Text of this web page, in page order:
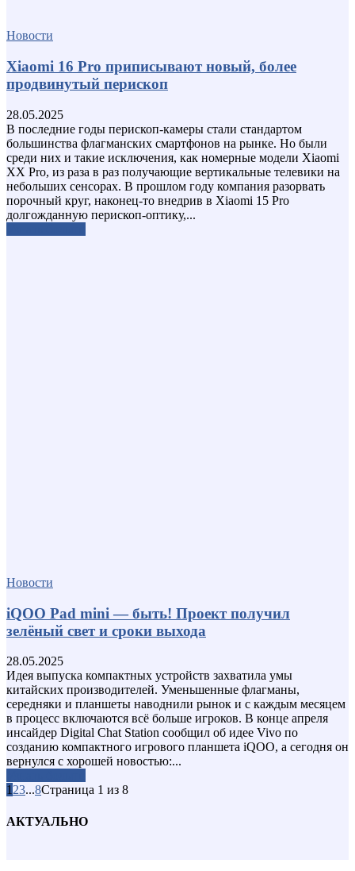
Новости
Xiaomi 16 Pro приписывают новый, более
продвинутый перископ
28.05.2025
В последние годы перископ-камеры стали стандартом
большинства флагманских смартфонов на рынке. Но были
среди них и такие исключения, как номерные модели Xiaomi
XX Pro, из раза в раз получающие вертикальные телевики на
небольших сенсорах. В прошлом году компания разорвать
порочный круг, наконец-то внедрив в Xiaomi 15 Pro
долгожданную перископ-оптику,...
Новости
iQOO Pad mini — быть! Проект получил
зелёный свет и сроки выхода
28.05.2025
Идея выпуска компактных устройств захватила умы
китайских производителей. Уменьшенные флагманы,
середняки и планшеты наводнили рынок и с каждым месяцем
в процесс включаются всё больше игроков. В конце апреля
инсайдер Digital Chat Station сообщил об идее Vivo по
созданию компактного игрового планшета iQOO, а сегодня он
вернулся с хорошей новостью:...
1 23...8Страница 1 из 8
АКТУАЛЬНО